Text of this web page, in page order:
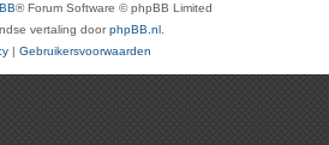
® Forum Software © phpBB Limited
vertaling doorphpBB.nl
| Gebruikersvoorwaarden